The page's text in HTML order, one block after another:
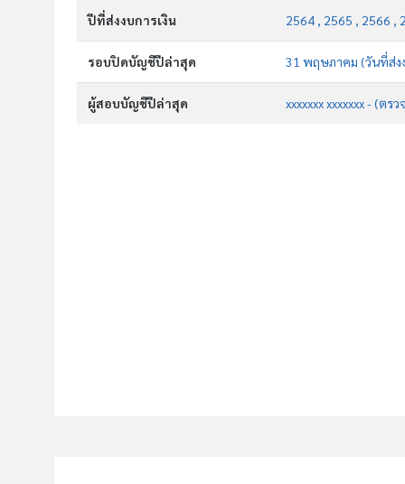
ปีที่ส่งงบการเงิน 2564 , 2565 , 2566 ,
รอบปิดบัญชีปีล่าสุด 31 พฤษภาคม (วันที่ส่ง
ผู้สอบบัญชีปีล่าสุด xxxxxxx xxxxxxx - (ต